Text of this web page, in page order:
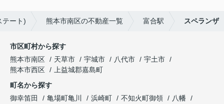
テート) 熊本市南区の不動産一覧 富合駅 スペランザ
市区町村から探す
熊本市南区
天草市 宇城市 八代市
宇土市
熊本市西区
上益城郡嘉島町
町名から探す
御幸笛田
亀場町亀川 浜崎町 不知火町御領
八幡